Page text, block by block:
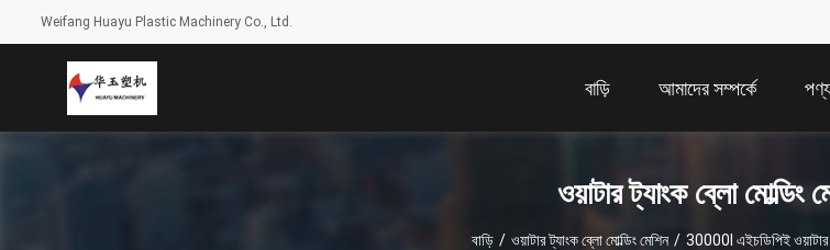
Weifang Huayu Plastic Machinery Co., Ltd.
বাড়ি আমাদের সম্পর্কে
ওয়াটার ট্যাংক ব্লো মোল্ডিং
বাড়ি / ওয়াটার ট্যাংক ব্লো মোল্ডিং মেশিন / 30000l এইচডিপিই ওয়াটার